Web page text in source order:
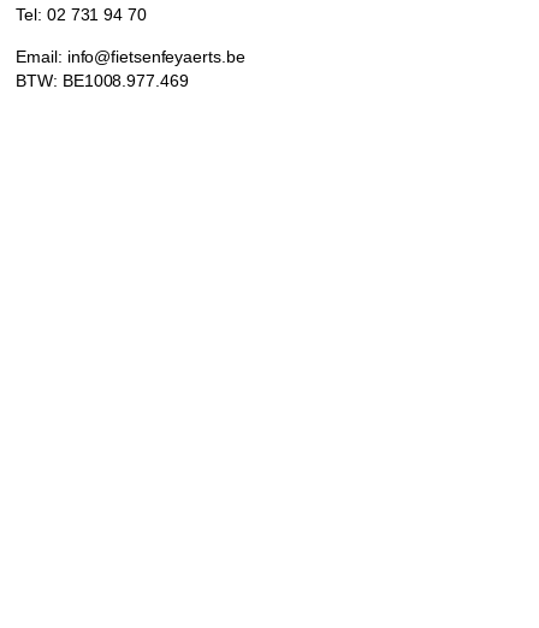
Tel: 02 731 94 70
Email: info@fietsenfeyaerts.be
BTW: BE1008.977.469